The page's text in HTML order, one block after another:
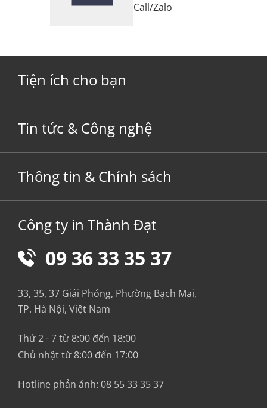
Call/Zalo
Tiện ích cho bạn
Tin tức & Công nghệ
Thông tin & Chính sách
Công ty in Thành Đạt
09 36 33 35 37
33, 35, 37 Giải Phóng, Phường Bạch Mai,
TP. Hà Nội, Việt Nam
Thứ 2 - 7 từ 8:00 đến 18:00
Chủ nhật từ 8:00 đến 17:00
Hotline phản ánh: 08 55 33 35 37